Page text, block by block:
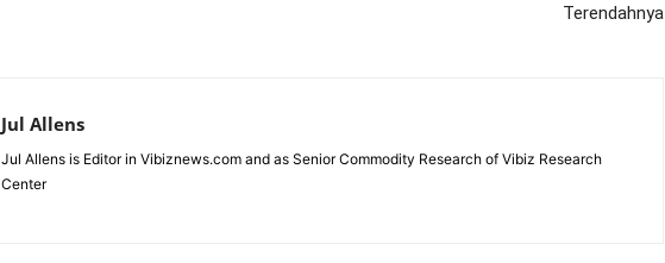
Terendahnya
Jul Allens
Jul Allens is Editor in Vibiznews.com and as Senior Commodity Research of Vibiz Research
Center